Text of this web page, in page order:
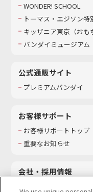
WONDER! SCHOOL
トーマス・エジソン特
キッザニア東京（おも
バンダイミュージアム
公式通販サイト
プレミアムバンダイ
お客様サポート
お客様サポートトップ
重要なお知らせ
会社・採用情報